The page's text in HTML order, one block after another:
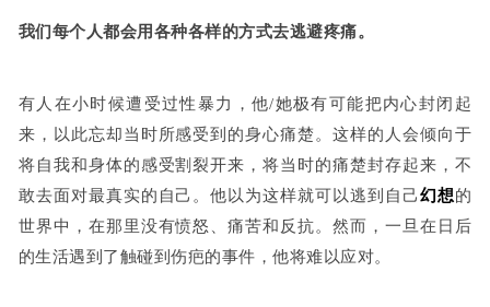
我们每个人都会用各种各样的方式去逃避疼痛。
有人在小时候遭受过性暴力，他/她极有可能把内心封闭起
来，以此忘却当时所感受到的身心痛楚。这样的人会倾向于
将自我和身体的感受割裂开来，将当时的痛楚封存起来，不
敢去面对最真实的自己。他以为这样就可以逃到自己幻想的
世界中，在那里没有愤怒、痛苦和反抗。然而，一旦在日后
的生活遇到了触碰到伤疤的事件，他将难以应对。